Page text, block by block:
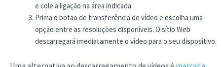
e cole a ligação na área indicada.
Prima o botão de transferência de vídeo e escolha uma
opção entre as resoluções disponíveis. O sítio Web
descarregará imediatamente o vídeo para o seu dispositivo.